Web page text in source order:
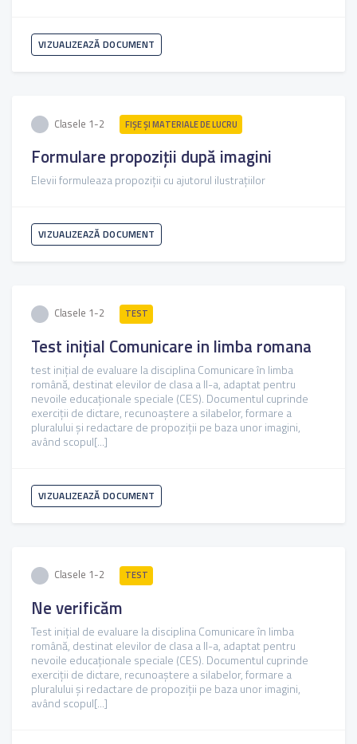
VIZUALIZEAZĂ DOCUMENT
Clasele 1-2 FIŞE ŞI MATERIALE DE LUCRU
Formulare propoziții după imagini
Elevii formuleaza propoziții cu ajutorul ilustrațiilor
VIZUALIZEAZĂ DOCUMENT
Clasele 1-2 TEST
Test inițial Comunicare in limba romana
test inițial de evaluare la disciplina Comunicare în limba
română, destinat elevilor de clasa a II-a, adaptat pentru
nevoile educaționale speciale (CES). Documentul cuprinde
exerciții de dictare, recunoaștere a silabelor, formare a
pluralului și redactare de propoziții pe baza unor imagini,
având scopul[...]
VIZUALIZEAZĂ DOCUMENT
Clasele 1-2 TEST
Ne verificăm
Test inițial de evaluare la disciplina Comunicare în limba
română, destinat elevilor de clasa a II-a, adaptat pentru
nevoile educaționale speciale (CES). Documentul cuprinde
exerciții de dictare, recunoaștere a silabelor, formare a
pluralului și redactare de propoziții pe baza unor imagini,
având scopul[...]